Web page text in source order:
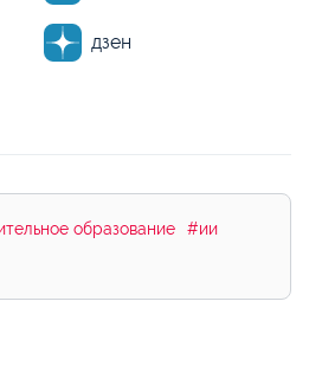
дзен
образование
#ии